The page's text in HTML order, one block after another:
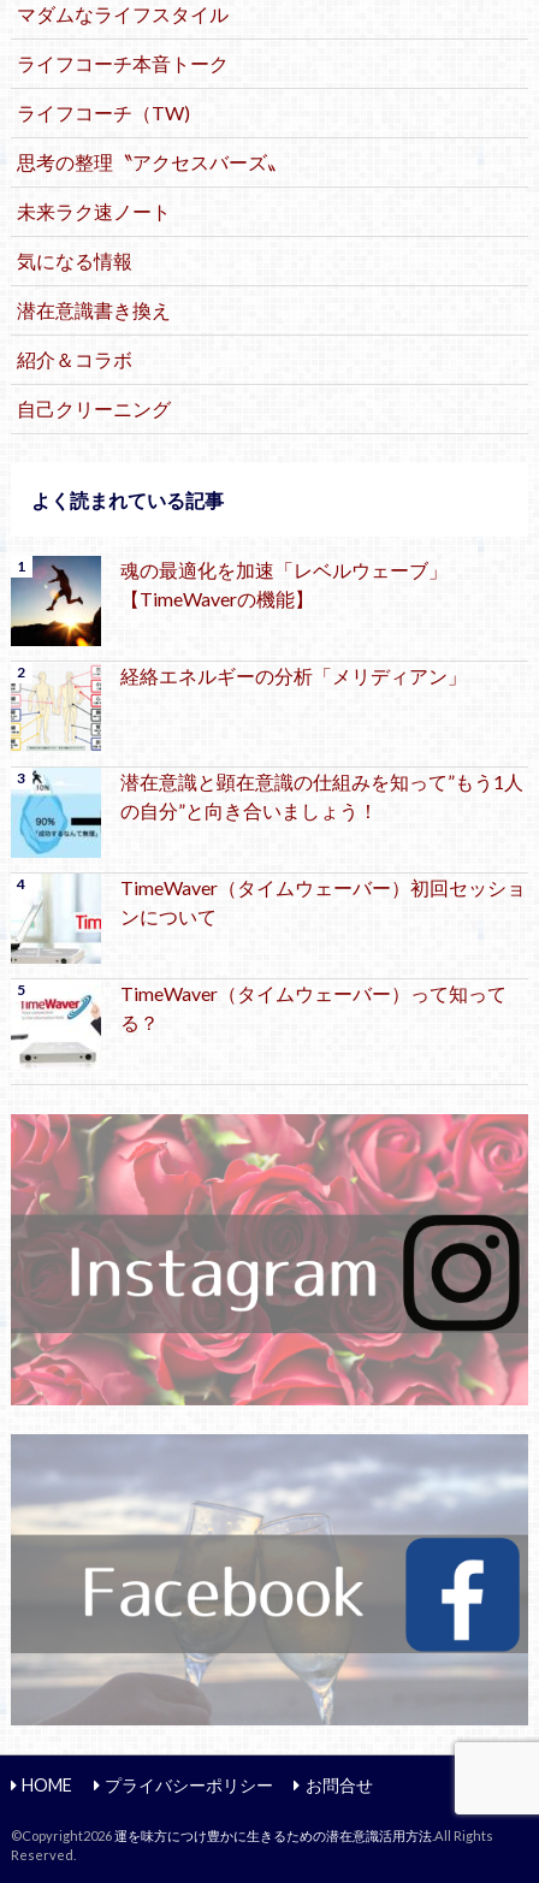
マダムなライフスタイル
ライフコーチ本音トーク
ライフコーチ（TW)
思考の整理〝アクセスバーズ〟
未来ラク速ノート
気になる情報
潜在意識書き換え
紹介＆コラボ
自己クリーニング
よく読まれている記事
魂の最適化を加速「レベルウェーブ」
【TimeWaverの機能】
経絡エネルギーの分析「メリディアン」
潜在意識と顕在意識の仕組みを知って”もう1人
の自分”と向き合いましょう！
TimeWaver（タイムウェーバー）初回セッショ
ンについて
TimeWaver（タイムウェーバー）って知って
る？
HOME プライバシーポリシー お問合せ
©Copyright2026運を味方につけ豊かに生きるための潜在意識活用方法.All Rights
Reserved.